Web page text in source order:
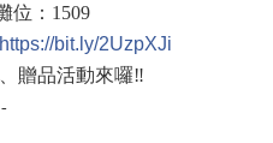
位： 1509
https://bit.ly/2UzpXJi
贈品活動來囉‼
-